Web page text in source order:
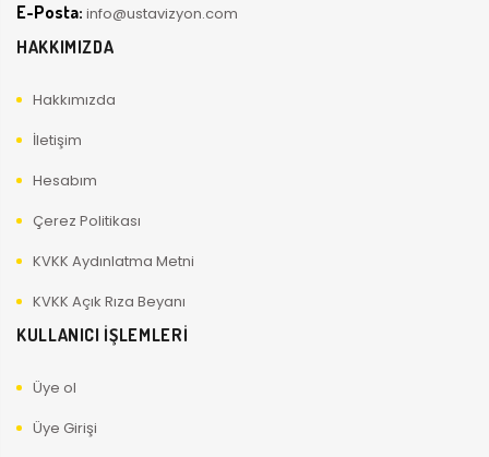
E-Posta: info@ustavizyon.com
HAKKIMIZDA
Hakkımızda
İletişim
Hesabım
Çerez Politikası
KVKK Aydınlatma Metni
KVKK Açık Rıza Beyanı
KULLANICI İŞLEMLERİ
Üye ol
Üye Girişi